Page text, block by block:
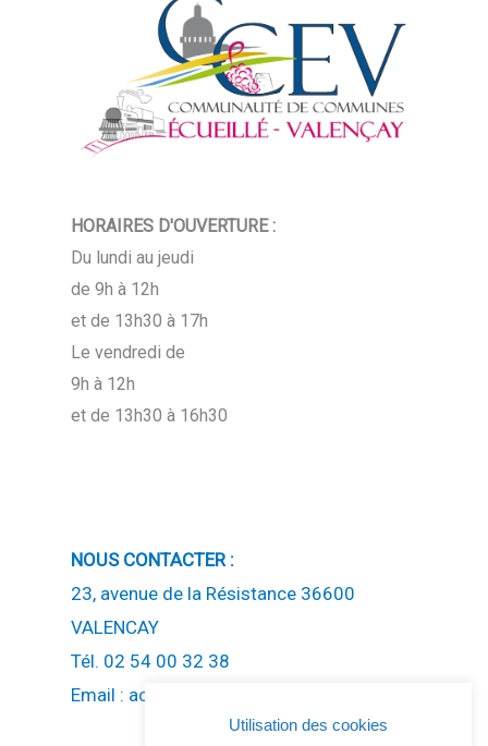
HORAIRES D'OUVERTURE :
Du lundi au jeudi
de 9h à 12h
et de 13h30 à 17h
Le vendredi de
9h à 12h
et de 13h30 à 16h30
NOUS CONTACTER :
23, avenue de la Résistance 36600
VALENCAY
Tél. 02 54 00 32 38
Email : accueil(at)ccev.fr
Utilisation des cookies